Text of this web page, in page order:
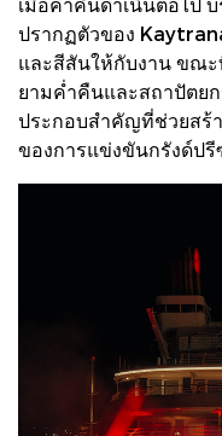
เมื่อค่ำคืนดำเนินต่อไป
ปรากฏตัวของ
และสีสันให้กับงาน ขณะ
ยามค่ำคืนและสถาปัตย
ประกอบสำคัญที่ช่วยสร้
ของการแข่งขันกรังด์ป